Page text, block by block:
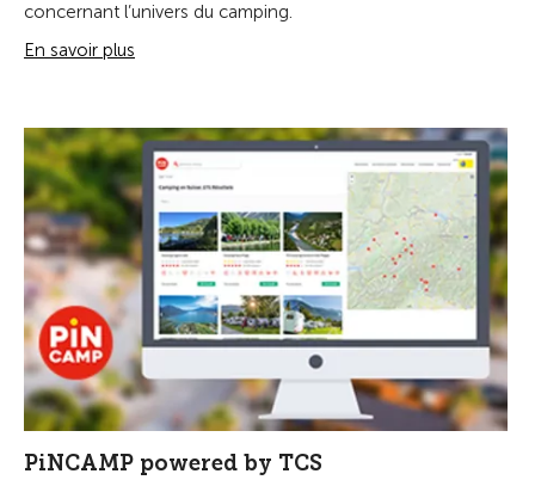
concernant l’univers du camping.
En savoir plus
PiNCAMP powered by TCS